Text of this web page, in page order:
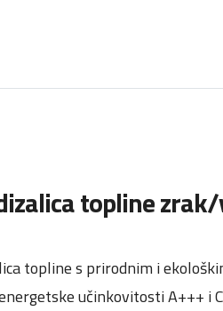
topline
topline s prirodnim i
učinkovitosti A+++ i